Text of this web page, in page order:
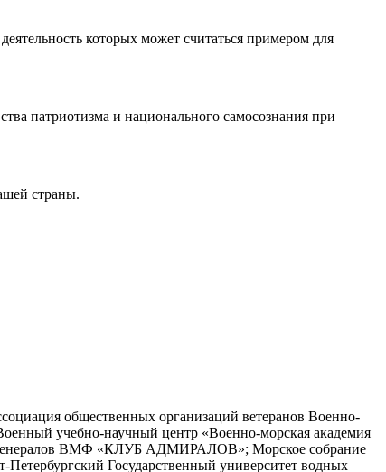
которых может считаться примером для
патриотизма и национального самосознания при
страны.
общественных организаций ветеранов Военно-
учебно-научный центр «Военно-морская академия
генералов ВМФ «КЛУБ АДМИРАЛОВ»; Морское собрание
Петербургский Государственный университет водных